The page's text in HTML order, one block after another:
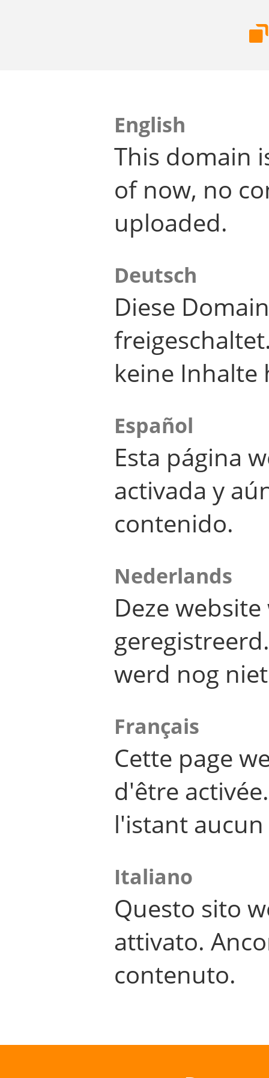
English
This domain
of now, no
uploaded.
Deutsch
Diese
keine Inhalte
Español
Esta página
activada y
contenido.
Nederlands
Deze
werd nog
Français
Cette page
d'être
l'istant
Italiano
Questo sito
attivato.
contenuto.